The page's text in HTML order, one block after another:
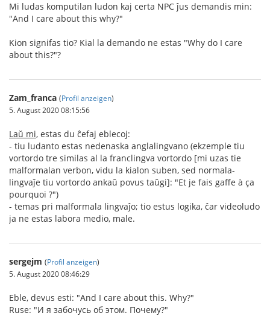
Mi ludas komputilan ludon kaj certa NPC ĵus demandis min:
"And I care about this why?"
Kion signifas tio? Kial la demando ne estas "Why do I care
about this?"?
Zam_franca (Profil anzeigen)
5. August 2020 08:15:56
Laŭ mi, estas du ĉefaj eblecoj:
- tiu ludanto estas nedenaska anglalingvano (ekzemple tiu
vortordo tre similas al la franclingva vortordo [mi uzas tie
malformalan verbon, vidu la kialon suben, sed normala-
lingvaĵe tiu vortordo ankaŭ povus taŭgi]: "Et je fais gaffe à ça
pourquoi ?")
- temas pri malformala lingvaĵo; tio estus logika, ĉar videoludo
ja ne estas labora medio, male.
sergejm (Profil anzeigen)
5. August 2020 08:46:29
Eble, devus esti: "And I care about this. Why?"
Ruse: "И я забочусь об этом. Почему?"